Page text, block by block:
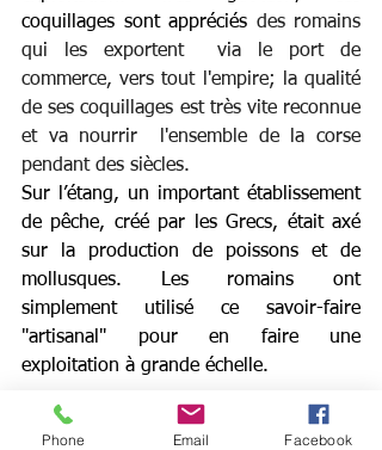
coquillages sont appréciés des romains
qui les exportent  via le port de
commerce, vers tout l'empire; la qualité
de ses coquillages est très vite reconnue
et va nourrir  l'ensemble de la corse
pendant des siècles.
Sur l’étang, un important établissement
de pêche, créé par les Grecs, était axé
sur la production de poissons et de
mollusques. Les romains ont
simplement utilisé ce savoir-faire
"artisanal" pour en faire une
exploitation à grande échelle.
Phone Email Facebook